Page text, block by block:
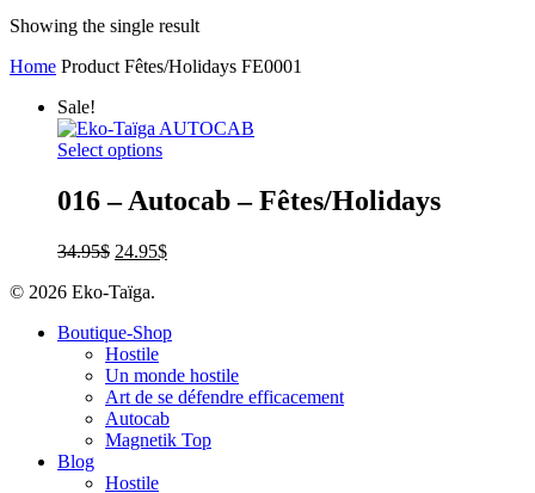
Showing the single result
Home Product Fêtes/Holidays FE0001
Sale!
Select options
016 – Autocab – Fêtes/Holidays
34.95$ 24.95$
© 2026 Eko-Taïga.
Boutique-Shop
Hostile
Un monde hostile
Art de se défendre efficacement
Autocab
Magnetik Top
Blog
Hostile